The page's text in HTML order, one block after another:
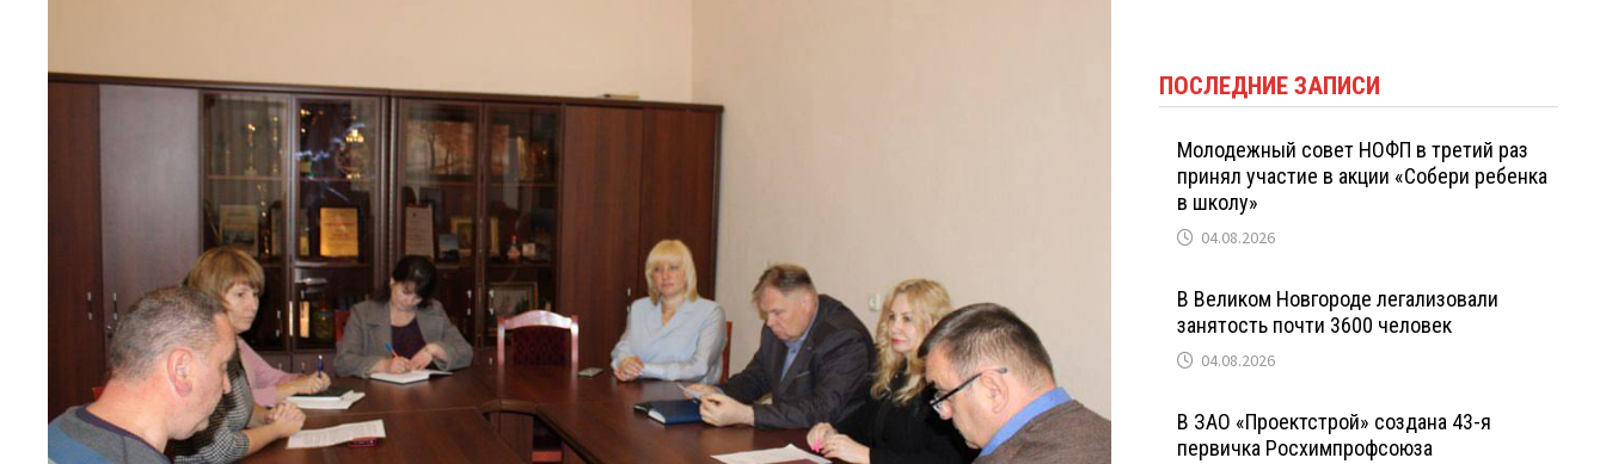
ПОСЛЕДНИЕ ЗАПИСИ
Молодежный совет НОФП в третий раз
принял участие в акции «Собери ребенка
в школу»
04.08.2026
В Великом Новгороде легализовали
занятость почти 3600 человек
04.08.2026
В ЗАО «Проектстрой» создана 43-я
первичка Росхимпрофсоюза